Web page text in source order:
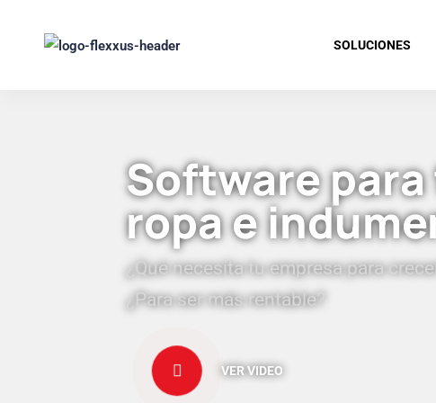
SOLUCIONES
Software
ropa e
¿Qué necesita tu empresa para
¿Para ser más rentable?
VER VIDEO